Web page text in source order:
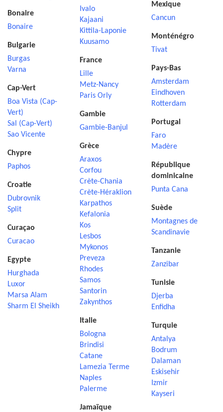
Bonaire
Bonaire
Bulgarie
Burgas
Varna
Cap-Vert
Boa Vista (Cap-
Vert)
Sal (Cap-Vert)
Sao Vicente
Chypre
Paphos
Croatie
Dubrovnik
Split
Curaçao
Curacao
Egypte
Hurghada
Luxor
Marsa Alam
Sharm El Sheikh
Ivalo
Kajaani
Kittila-Laponie
Kuusamo
France
Lille
Metz-Nancy
Paris Orly
Gambie
Gambie-Banjul
Grèce
Araxos
Corfou
Crète-Chania
Crète-Héraklion
Karpathos
Kefalonia
Kos
Lesbos
Mykonos
Preveza
Rhodes
Samos
Santorin
Zakynthos
Italie
Bologna
Brindisi
Catane
Lamezia Terme
Naples
Palerme
Jamaïque
Mexique
Cancun
Monténégro
Tivat
Pays-Bas
Amsterdam
Eindhoven
Rotterdam
Portugal
Faro
Madère
République
dominicaine
Punta Cana
Suède
Montagnes de
Scandinavie
Tanzanie
Zanzibar
Tunisie
Djerba
Enfidha
Turquie
Antalya
Bodrum
Dalaman
Eskisehir
Izmir
Kayseri